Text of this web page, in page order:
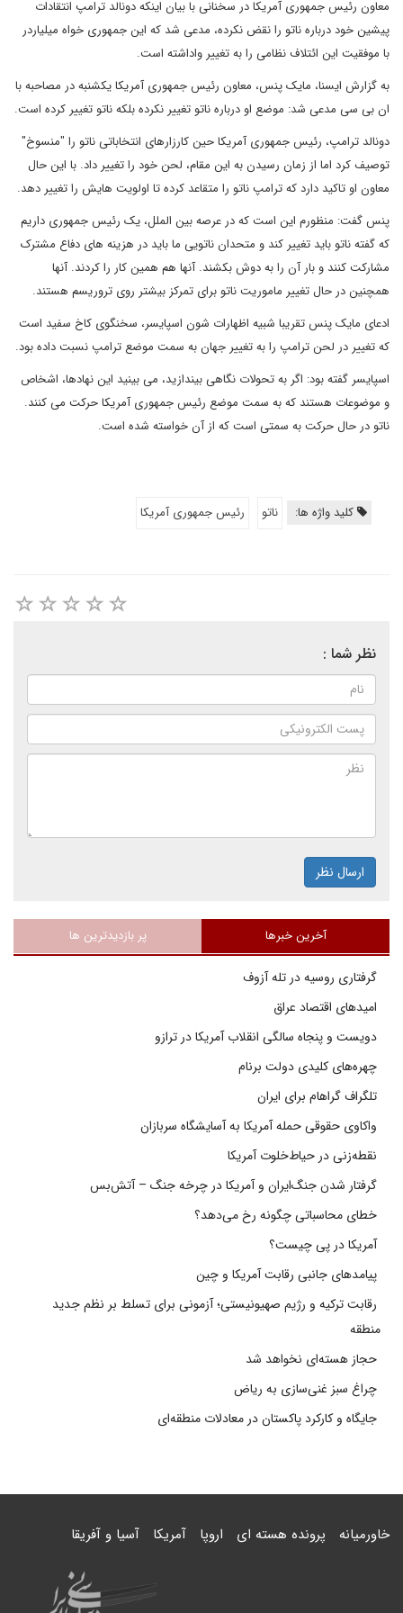
معاون رئیس جمهوری آمریکا در سخنانی با بیان اینکه دونالد ترامپ انتقادات
پیشین خود درباره ناتو را نقض نکرده، مدعی شد که این جمهوری خواه میلیاردر
با موفقیت این ائتلاف نظامی را به تغییر واداشته است.
به گزارش ایسنا، مایک پنس، معاون رئیس جمهوری آمریکا یکشنبه در مصاحبه با
ان بی سی مدعی شد: موضع او درباره ناتو تغییر نکرده بلکه ناتو تغییر کرده است.
دونالد ترامپ، رئیس جمهوری آمریکا حین کارزارهای انتخاباتی ناتو را "منسوخ"
توصیف کرد اما از زمان رسیدن به این مقام، لحن خود را تغییر داد. با این حال
معاون او تاکید دارد که ترامپ ناتو را متقاعد کرده تا اولویت هایش را تغییر دهد.
پنس گفت: منظورم این است که در عرصه بین الملل، یک رئیس جمهوری داریم
که گفته ناتو باید تغییر کند و متحدان ناتویی ما باید در هزینه های دفاع مشترک
مشارکت کنند و بار آن را به دوش بکشند. آنها هم همین کار را کردند. آنها
همچنین در حال تغییر ماموریت ناتو برای تمرکز بیشتر روی تروریسم هستند.
ادعای مایک پنس تقریبا شبیه اظهارات شون اسپایسر، سخنگوی کاخ سفید است
که تغییر در لحن ترامپ را به تغییر جهان به سمت موضع ترامپ نسبت داده بود.
اسپایسر گفته بود: اگر به تحولات نگاهی بیندازید، می بینید این نهادها، اشخاص
و موضوعات هستند که به سمت موضع رئیس جمهوری آمریکا حرکت می کنند.
ناتو در حال حرکت به سمتی است که از آن خواسته شده است.
کلید واژه ها: ناتو رئیس جمهوری آمریکا
نظر شما :
ارسال نظر
آخرین خبرها پر بازدیدترین ها
گرفتاری روسیه در تله آزوف
امیدهای اقتصاد عراق
دویست و پنجاه سالگی انقلاب آمریکا در ترازو
چهره‌های کلیدی دولت برنام
تلگراف گراهام برای ایران
واکاوی حقوقی حمله آمریکا به آسایشگاه سربازان
نقطه‌زنی در حیاط‌خلوت آمریکا
گرفتار شدن جنگ‌ایران و آمریکا در چرخه جنگ – آتش‌بس
خطای محاسباتی چگونه رخ می‌دهد؟
آمریکا در پی چیست؟
پیامدهای جانبی رقابت آمریکا و چین
رقابت ترکیه و رژیم صهیونیستی؛ آزمونی برای تسلط بر نظم جدید
منطقه
حجاز هسته‌ای نخواهد شد
چراغ سبز غنی‌سازی به ریاض
جایگاه و کارکرد پاکستان در معادلات منطقه‌ای
خاورمیانه پرونده هسته ای اروپا آمریکا آسیا و آفریقا